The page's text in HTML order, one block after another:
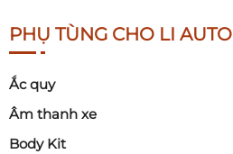
PHỤ TÙNG CHO LI AUTO
Ắc quy
Âm thanh xe
Body Kit